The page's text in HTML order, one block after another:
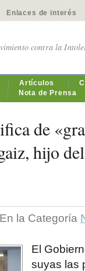
Enlaces de interés
contra la
Artículos
Nota de Prensa
de
hijo
la Categoría
El
suyas las